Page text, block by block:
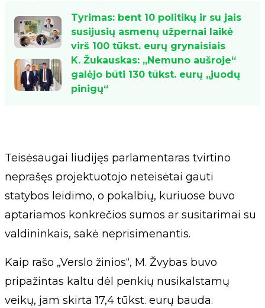
Tyrimas: bent 10 politikų ir su jais
susijusių asmenų užpernai laikė
virš 100 tūkst. eurų grynaisiais
K. Žukauskas: „Nemuno aušroje“
galėjo būti 130 tūkst. eurų „juodų
pinigų“
Teisėsaugai liudijęs parlamentaras tvirtino
neprašęs projektuotojo neteisėtai gauti
statybos leidimo, o pokalbių, kuriuose buvo
aptariamos konkrečios sumos ar susitarimai su
valdininkais, sakė neprisimenantis.
Kaip rašo „Verslo žinios“, M. Žvybas buvo
pripažintas kaltu dėl penkių nusikalstamų
veikų, jam skirta 17,4 tūkst. eurų bauda.